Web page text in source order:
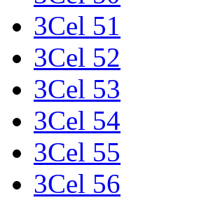
3Cel 51
3Cel 52
3Cel 53
3Cel 54
3Cel 55
3Cel 56